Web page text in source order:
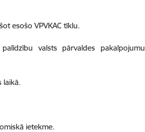
esošo VPVKAC tīklu.
valsts pārvaldes pakalpojumu
laikā.
ietekme.